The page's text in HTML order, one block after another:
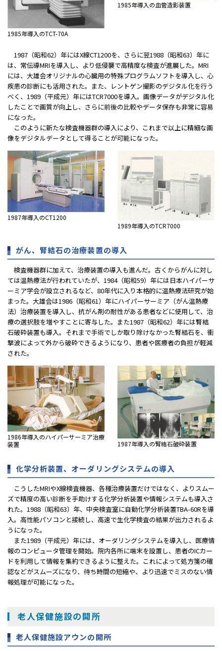
1985年導入のTCT-70A
1985年導入の血管造影装置
1987（昭和62）年にはX線CT1200を、さらに翌1988（昭和63）年に
は、常伝導MRIを導入し、より低侵襲で高精度な検査が進展した。MRI
には、大雄会オリジナルの心臓用の特殊プログラムソフトを導入し、心
疾患の診断にも活用された。また、レントゲン撮影のデジタル化を行う
べく、1989（平成元）年にはTCR7000を導入。画像データがデジタル化
したことで画質が向上し、さらに前後の比較やデータ保存も非常に容易
になった。
このように新たな検査機器群の導入により、これまで以上に精細な画
像をデジタルデータとして得ることが可能になった。
1987年導入のCT1200
1989年導入のTCR7000
がん、腎結石の治療装置の導入
検査機器群に加えて、治療装置の導入も進んだ。古くからがんに対し
ては温熱療法が行われていたが、1984（昭和59）年には日本ハイパーサ
ーミア学会が設立されるなど、80年代に入り本格的に温熱療法研究が始
まった。大雄会は1986（昭和61）年にハイパーサーミア（がん温熱療
法）治療装置を導入し、抗がん剤の耐性がある患者などに使用して、治
療の選択肢を増やすことに寄与した。また1987（昭和62）年には腎結
石破砕装置も導入。それまで手術でしか取り除けなかった腎結石を、衝
撃波によって外から破砕できるようになり、患者や医療者の負担が軽減
された。
1986年導入のハイパーサーミア治療
装置
1987年導入の腎結石破砕装置
化学分析装置、オーダリングシステムの導入
こうしたMRIやX線検査機器、各種治療装置だけではなく、よりスムー
ズで精度の高い診断を手助けする化学分析装置や情報システムも導入さ
れた。1988（昭和63）年、中央検査室に自動化学分析装置TBA-60Rを導
入。高性能パソコンと接続し、高速で生化学検査の結果が出力されるよ
うになった。
また1989（平成元）年には、オーダリングシステムを導入し、医療情
報のコンピュータ管理を開始。院内各所に端末を設置し、患者のICカー
ドを利用して情報を集約できるように整えた。これによって処方箋の確
認などがスムーズになり、待ち時間の短縮や、より迅速でミスのない情
報処理が可能になった。
老人保健施設の開所
老人保健施設アウンの開所